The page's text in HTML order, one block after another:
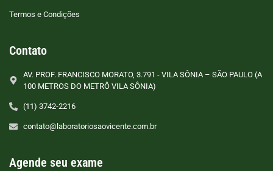
Termos e Condições
Contato
AV. PROF. FRANCISCO MORATO, 3.791 - VILA SÔNIA – SÃO PAULO (A
100 METROS DO METRÔ VILA SÔNIA)
(11) 3742-2216
contato@laboratoriosaovicente.com.br
Agende seu exame